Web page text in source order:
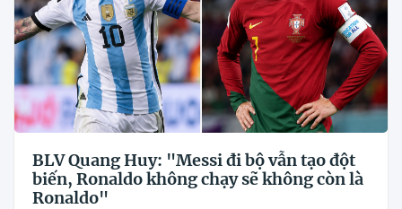
BLV Quang Huy: "Messi đi bộ vẫn tạo đột
biến, Ronaldo không chạy sẽ không còn là
Ronaldo"